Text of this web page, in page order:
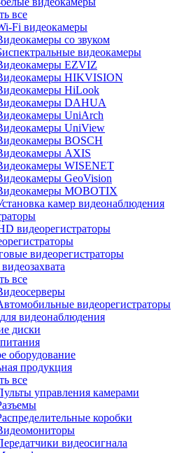
все
Fi видеокамеры
со звуком
видеокамеры
EZVIZ
HIKVISION
HiLook
DAHUA
UniArch
UniView
BOSCH
AXIS
WISENET
GeoVision
MOBOTIX
камер видеонаблюдения
видеорегистраторы
видеорегистраторы
все
видеорегистраторы
видеонаблюдения
диски
оборудование
продукция
все
управления камерами
коробки
видеосигнала